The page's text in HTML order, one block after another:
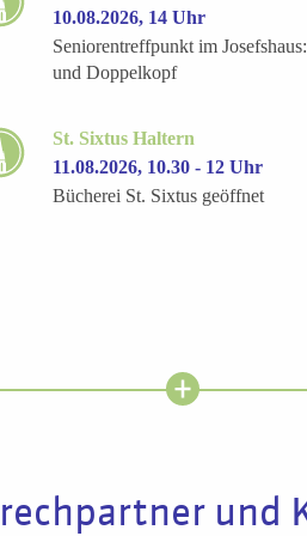
10.08.2026, 14 Uhr
Seniorentreffpunkt im
und Doppelkopf
St. Sixtus Haltern
11.08.2026, 10.30 - 12 Uhr
Bücherei St. Sixtus geöffnet
und